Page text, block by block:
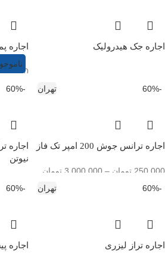
اجاره جک هیدرولیک
اجاره
-60%
تهران
اجاره ترانس جوش 200 امپر تک فاز
250,000 تومان –
3,000,000 تومان
-60%
نیوتن
500,000 -60% تهران
اجاره تراز لیزری
-60%
اجاره